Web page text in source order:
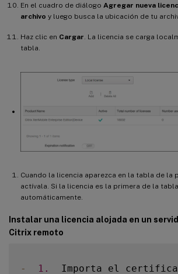
En el cuadro de diálogo Agregar nueva
archivo y luego busca la ubicación de tu
Haz clic en Cargar . La licencia se carga
tabla.
Cuando la licencia aparezca en la tabla de la
actívala. Si la licencia es la primera de la
automáticamente.
Instalar una licencia alojada en un
Citrix remoto
- 1.
Importa el